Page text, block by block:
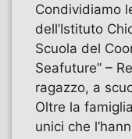
Condividiamo
dell’Istituto
Scuola del
Seafuture” –
ragazzo, a
Oltre la
unici che